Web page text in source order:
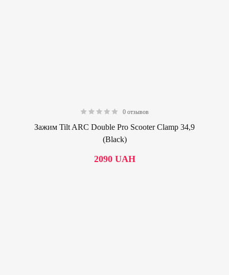
0 отзывов
Зажим Tilt ARC Double Pro Scooter Clamp 34,9
(Black)
2090 UAH